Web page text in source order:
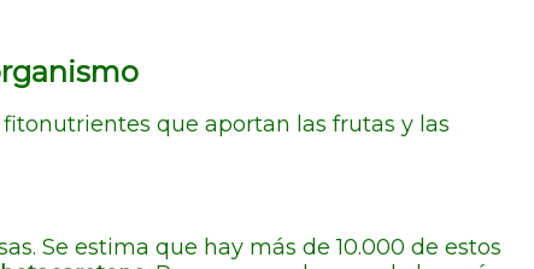
que aportan las frutas y las
Se estima que hay más de 10.000 de estos